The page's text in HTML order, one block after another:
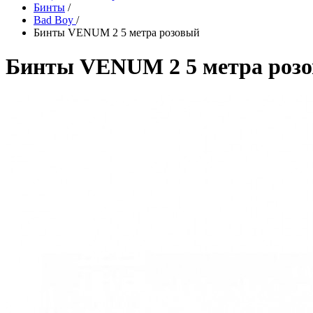
Бинты /
Bad Boy /
Бинты VENUM 2 5 метра розовый
Бинты VENUM 2 5 метра